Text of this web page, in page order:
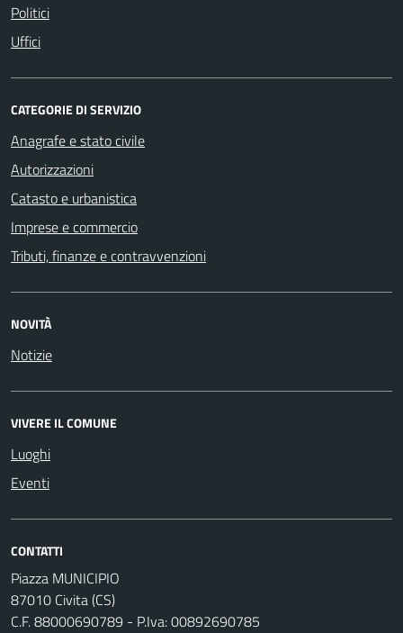
Politici
Uffici
CATEGORIE DI SERVIZIO
Anagrafe e stato civile
Autorizzazioni
Catasto e urbanistica
Imprese e commercio
Tributi, finanze e contravvenzioni
NOVITÀ
Notizie
VIVERE IL COMUNE
Luoghi
Eventi
CONTATTI
Piazza MUNICIPIO
87010 Civita (CS)
C.F. 88000690789 - P.Iva: 00892690785